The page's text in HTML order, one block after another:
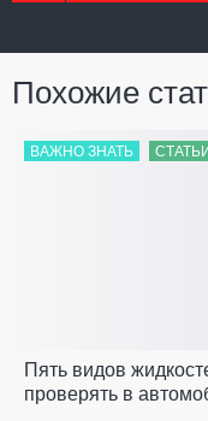
Похожие
ВАЖНО ЗНАТЬ СТАТЬИ
Пять видов
проверять в